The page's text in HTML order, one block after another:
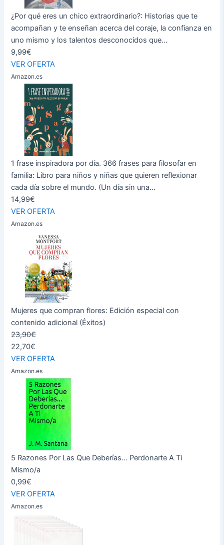
¿Por qué eres un chico extraordinario?: Historias que te
acompañan y te enseñan acerca del coraje, la confianza en
uno mismo y los talentos desconocidos que...
9,99€
VER OFERTA
Amazon.es
1 frase inspiradora por día. 366 frases para filosofar en
familia: Libro para niños y niñas que quieren reflexionar
cada día sobre el mundo. (Un día sin una...
14,99€
VER OFERTA
Amazon.es
Mujeres que compran flores: Edición especial con
contenido adicional (Éxitos)
23,90€
22,70€
VER OFERTA
Amazon.es
5 Razones Por Las Que Deberías... Perdonarte A Ti
Mismo/a
0,99€
VER OFERTA
Amazon.es